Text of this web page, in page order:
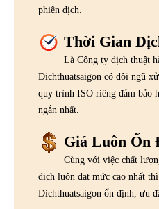
phiên dịch.
Thời Gian
Là Công ty dịch thuật
Dichthuatsaigon có đội ngũ
quy trình ISO riêng đảm bảo
ngắn nhất.
Giá Luôn Ổn
Cùng với việc chất
dịch luôn đạt mức cao nhất
Dichthuatsaigon ổn định, ưu